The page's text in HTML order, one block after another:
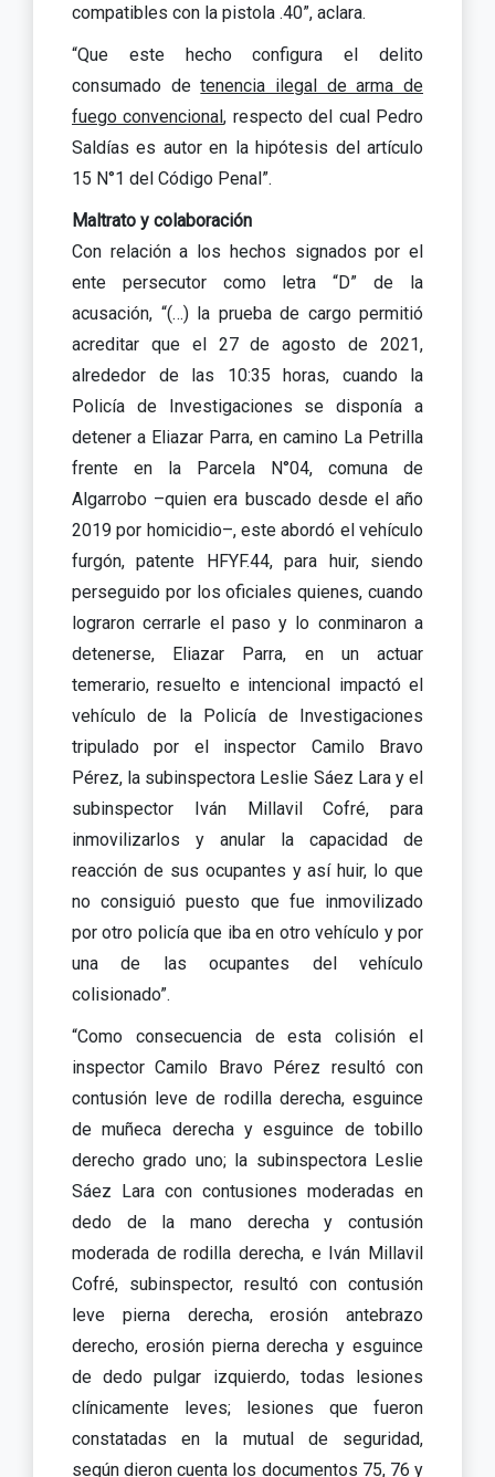
compatibles con la pistola .40”, aclara.
“Que este hecho configura el delito
consumado detenencia ilegal de arma de
fuego convencional, respecto del cual Pedro
Saldías es autor en la hipótesis del artículo
15 N°1 del Código Penal”.
Maltrato y colaboración
Con relación a los hechos signados por el
ente persecutor como letra “D” de la
acusación, “(…) la prueba de cargo permitió
acreditar que el 27 de agosto de 2021,
alrededor de las 10:35 horas, cuando la
Policía de Investigaciones se disponía a
detener a Eliazar Parra, en camino La Petrilla
frente en la Parcela N°04, comuna de
Algarrobo –quien era buscado desde el año
2019 por homicidio–, este abordó el vehículo
furgón, patente HFYF.44, para huir, siendo
perseguido por los oficiales quienes, cuando
lograron cerrarle el paso y lo conminaron a
detenerse, Eliazar Parra, en un actuar
temerario, resuelto e intencional impactó el
vehículo de la Policía de Investigaciones
tripulado por el inspector Camilo Bravo
Pérez, la subinspectora Leslie Sáez Lara y el
subinspector Iván Millavil Cofré, para
inmovilizarlos y anular la capacidad de
reacción de sus ocupantes y así huir, lo que
no consiguió puesto que fue inmovilizado
por otro policía que iba en otro vehículo y por
una de las ocupantes del vehículo
colisionado”.
“Como consecuencia de esta colisión el
inspector Camilo Bravo Pérez resultó con
contusión leve de rodilla derecha, esguince
de muñeca derecha y esguince de tobillo
derecho grado uno; la subinspectora Leslie
Sáez Lara con contusiones moderadas en
dedo de la mano derecha y contusión
moderada de rodilla derecha, e Iván Millavil
Cofré, subinspector, resultó con contusión
leve pierna derecha, erosión antebrazo
derecho, erosión pierna derecha y esguince
de dedo pulgar izquierdo, todas lesiones
clínicamente leves; lesiones que fueron
constatadas en la mutual de seguridad,
según dieron cuenta los documentos 75, 76 y